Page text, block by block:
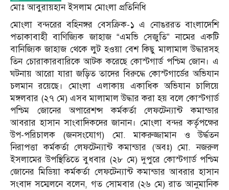
মোঃ আবুরায়হান ইসলাম মোংলা প্রতিনিধি
মোংলা বন্দরের বহিনঙ্গর বেসক্রিক-১ এ নোঙররত বাংলাদেশি
পতাকাবাহী বাণিজ্যিক জাহাজ “এমভি সেজুতি” নামের একটি
বানিজ্যিক জাহাজ থেকে লুট হওয়া বেশ কিছু মালামাল উদ্ধারসহ
তিন চোরাকারবারিকে আটক করেছে কোস্টগার্ড পশ্চিম জোন। এ
ঘটনায় আরো যারা জড়িত তাদের বিরুদ্ধে কোস্টগার্ডের অভিযান
চলমান রয়েছে। মোংলা এলাকায় একাধিক অভিযান চালিয়ে
মঙ্গলবার (২৭ মে) এসব মালামাল উদ্ধার করা হয় বলে কোস্টগার্ড
পশ্চিম জোনের অপারেশন্স কর্মকর্তা লেফটেন্যান্ট কমান্ডার
আবরার হাসান সাংবাদিকদের জানান। মোংলা বন্দর কর্তৃপক্ষের
উপ-পরিচালক (জনসংযোগ) মো. মাকরুজ্জামান ও উর্দ্ধতন
নিরাপত্তা কর্মকর্তা লেফটেন্যান্ট কমান্ডার (অবঃ) মো. নজরুল
ইসলামের উপস্থিতিতে বুধবার (২৮ মে) দুপুরে কোস্টগার্ড পশ্চিম
জোনের মিডিয়া কর্মকর্তা লেফটেন্যান্ট কমান্ডার আবরার হাসান
সংবাদ সম্মেলনে বলেন, গত সোমবার (২৬ মে) রাত আনুমানিক